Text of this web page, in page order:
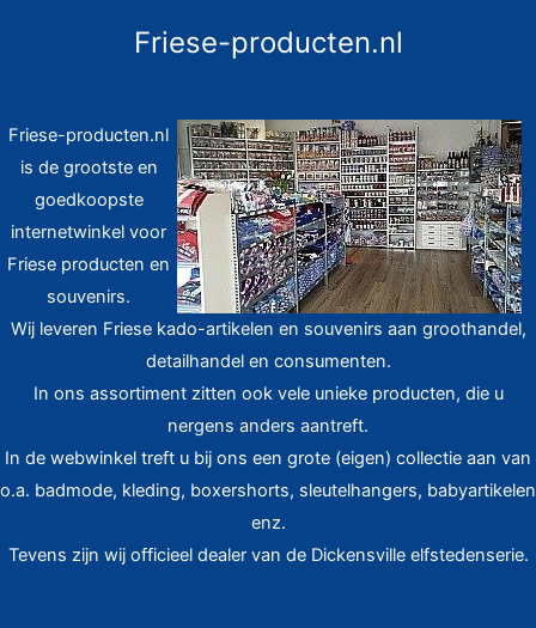
Friese-producten.nl
Friese-producten.nl
is de grootste en
goedkoopste
internetwinkel voor
Friese producten en
souvenirs.
Wij leveren Friese kado-artikelen en souvenirs aan groothandel,
detailhandel en consumenten.
In ons assortiment zitten ook vele unieke producten, die u
nergens anders aantreft.
In de webwinkel treft u bij ons een grote (eigen) collectie aan van
o.a. badmode, kleding, boxershorts, sleutelhangers, babyartikelen
enz.
Tevens zijn wij officieel dealer van de Dickensville elfstedenserie.